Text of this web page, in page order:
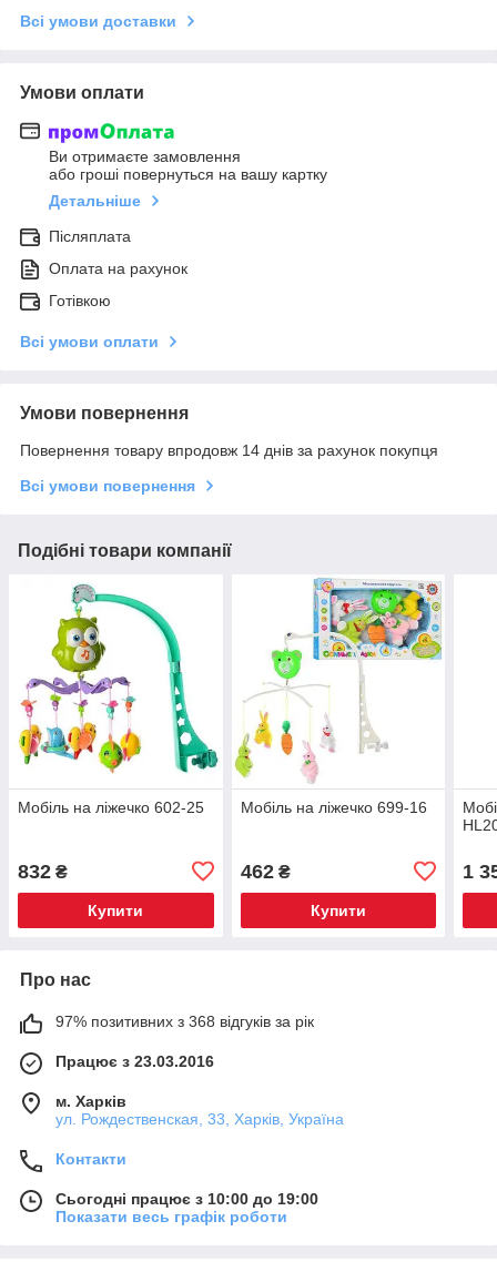
Всі умови доставки
Умови оплати
Ви отримаєте замовлення
або гроші повернуться на вашу картку
Детальніше
Післяплата
Оплата на рахунок
Готівкою
Всі умови оплати
Умови повернення
Повернення товару впродовж 14 днів за рахунок покупця
Всі умови повернення
Подібні товари компанії
Мобіль на ліжечко 602-25
832 ₴
Купити
Мобіль на ліжечко 699-16
462₴
Купити
1
Про нас
97% позитивних з 368 відгуків за рік
Працює з 23.03.2016
м. Харків
ул. Рождественская, 33, Харків, Україна
Контакти
Сьогодні працює з 10:00 до 19:00
Показати весь графік роботи